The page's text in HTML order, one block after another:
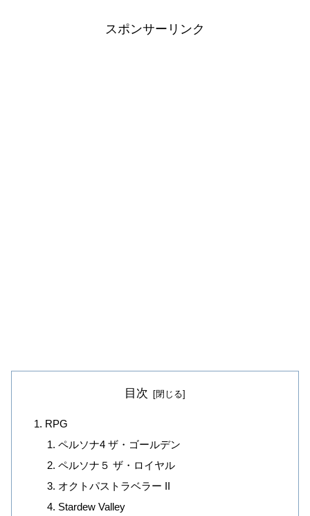
スポンサーリンク
目次
RPG
ペルソナ4 ザ・ゴールデン
ペルソナ５ ザ・ロイヤル
オクトパストラベラー II
Stardew Valley